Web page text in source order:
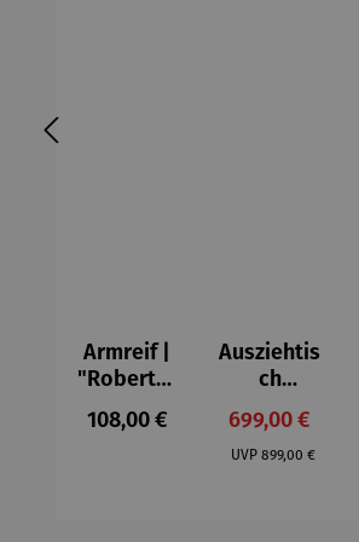
Armreif |
"Roberta"
– Anna
Mütz
Regulärer Preis:
108,00 €
Ausziehtis
ch
Aluminium
– Valor
Verkaufspreis:
699,00 €
UVP Regulärer Preis:
899,00 €